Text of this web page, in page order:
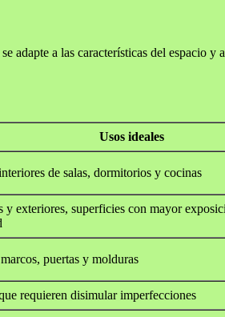
adapte a las características del espacio
Usos ideales
de salas, dormitorios y cocinas
y exteriores, superficies con mayor
puertas y molduras
requieren disimular imperfecciones